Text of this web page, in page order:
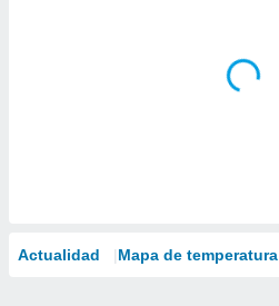
Actualidad Mapa de temperatura